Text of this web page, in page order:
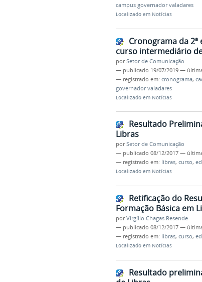
campus governador valadares
Localizado em Notícias
Cronograma da
curso intermediário
porSetor de Comunicação
— publicado 19/07/2019 —
— registrado em: cronograma,
governador valadares
Localizado em Notícias
Resultado
Libras
porSetor de Comunicação
— publicado 08/12/2017 —
— registrado em: libras, curso,
Localizado em Notícias
Retificação do
Formação Básica em
porVirgílio Chagas Resende
— publicado 08/12/2017 —
— registrado em: libras, curso,
Localizado em Notícias
Resultado